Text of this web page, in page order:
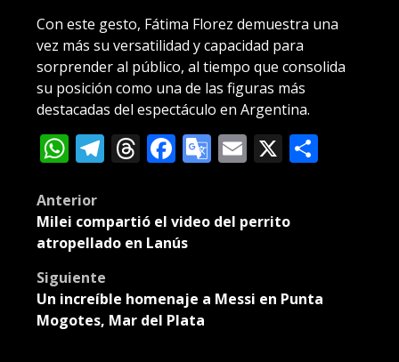
Con este gesto, Fátima Florez demuestra una
vez más su versatilidad y capacidad para
sorprender al público, al tiempo que consolida
su posición como una de las figuras más
destacadas del espectáculo en Argentina.
WhatsApp
Telegram
Threads
Facebook
Google
Email
X
Post
navigation
Anterior
Milei compartió el video del perrito
atropellado en Lanús
Siguiente
Un increíble homenaje a Messi en Punta
Mogotes, Mar del Plata